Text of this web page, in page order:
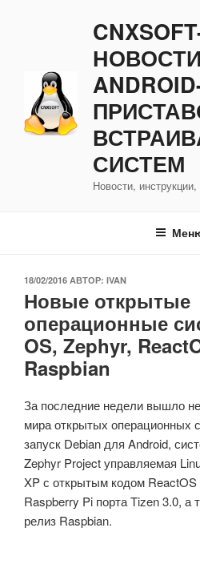
НОВОСТИ
СИСТЕМ
Новости,
ОПУБЛИКОВАНО
18/02/2016 АВТОР: IVAN
Новые открытые
операционные
OS, Zephyr,
Raspbian
За последние недели вышло
мира открытых операционных
запуск Debian для Android,
Zephyr Project управляемая
XP с открытым кодом
Raspberry Pi порта Tizen 3.0, а
релиз Raspbian.